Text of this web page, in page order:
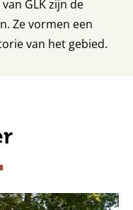
GLK zijn de
Ze vormen een
van het gebied.